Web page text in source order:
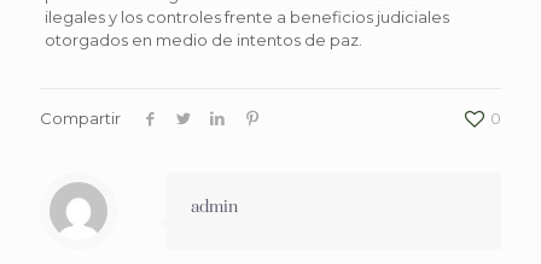
ilegales y los controles frente a beneficios judiciales
otorgados en medio de intentos de paz.
Compartir 0
admin